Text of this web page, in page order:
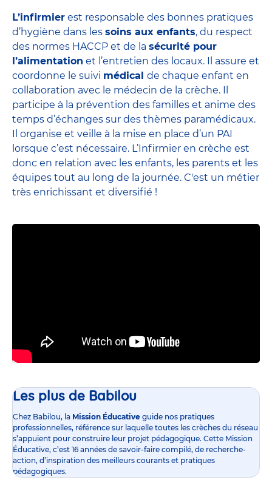
L’infirmier est responsable des bonnes pratiques
d’hygiène dans les soins aux enfants, du respect
des normes HACCP et de la sécurité pour
l’alimentation et l’entretien des locaux. Il assure et
coordonne le suivi médical de chaque enfant en
collaboration avec le médecin de la crèche. Il
participe à la prévention des familles et anime des
temps d’échanges sur des thèmes paramédicaux.
Il organise et veille à la mise en place d’un PAI
lorsque c’est nécessaire. L’Infirmier en crèche est
donc en relation avec les enfants, les parents et les
équipes tout au long de la journée. C'est un métier
très enrichissant et diversifié !
Les plus de Babilou
Chez Babilou, la Mission Éducative guide nos pratiques
professionnelles, référence sur laquelle toutes les crèches du réseau
s’appuient pour construire leur projet pédagogique. Cette Mission
Éducative, c’est 16 années de savoir-faire compilé, de recherche-
action, d’inspiration des meilleurs courants et pratiques
pédagogiques.